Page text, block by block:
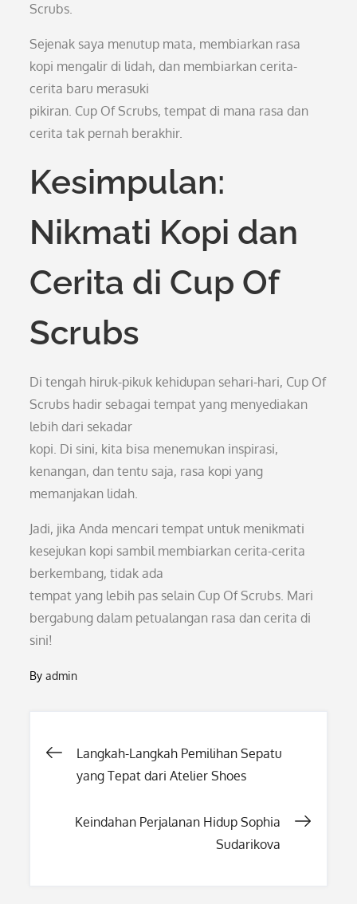
Scrubs.
Sejenak saya menutup mata, membiarkan rasa
kopi mengalir di lidah, dan membiarkan cerita-
cerita baru merasuki
pikiran. Cup Of Scrubs, tempat di mana rasa dan
cerita tak pernah berakhir.
Kesimpulan:
Nikmati Kopi dan
Cerita di Cup Of
Scrubs
Di tengah hiruk-pikuk kehidupan sehari-hari, Cup Of
Scrubs hadir sebagai tempat yang menyediakan
lebih dari sekadar
kopi. Di sini, kita bisa menemukan inspirasi,
kenangan, dan tentu saja, rasa kopi yang
memanjakan lidah.
Jadi, jika Anda mencari tempat untuk menikmati
kesejukan kopi sambil membiarkan cerita-cerita
berkembang, tidak ada
tempat yang lebih pas selain Cup Of Scrubs. Mari
bergabung dalam petualangan rasa dan cerita di
sini!
Byadmin
Post
Langkah-Langkah Pemilihan Sepatu
yang Tepat dari Atelier Shoes
Keindahan Perjalanan Hidup Sophia
Sudarikova